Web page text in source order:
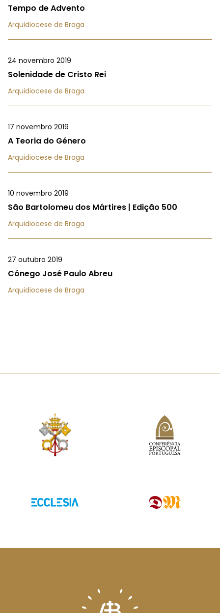
Tempo de Advento
Arquidiocese de Braga
24 novembro 2019
Solenidade de Cristo Rei
Arquidiocese de Braga
17 novembro 2019
A Teoria do Género
Arquidiocese de Braga
10 novembro 2019
São Bartolomeu dos Mártires | Edição 500
Arquidiocese de Braga
27 outubro 2019
Cónego José Paulo Abreu
Arquidiocese de Braga